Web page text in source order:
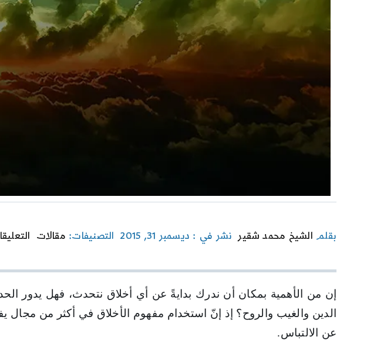
بقلم الشيخ محمد شقير نشر في : ديسمبر 31, 2015 التصنيفات: مقالات
إن من الأهمية بمكان أن ندرك بدايةً عن أي أخلاق نتحدث، فهل يدور
الدين والغيب والروح؟ إذ إنّ استخدام مفهوم الأخلاق في أكثر من مجال
عن الالتباس.